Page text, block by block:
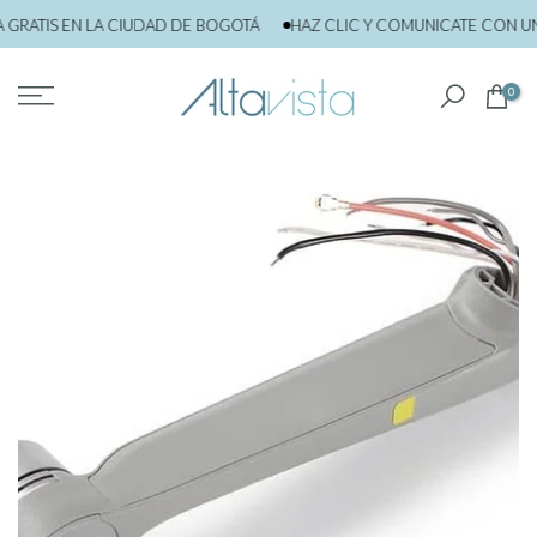
saltarEN LA CIUDAD DE BOGOTÁ HAZ CLIC Y COMUNICATE CON UN
0